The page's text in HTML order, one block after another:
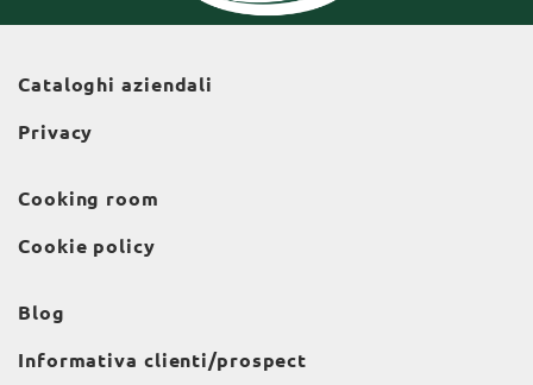
Cataloghi aziendali
Privacy
Cooking room
Cookie policy
Blog
Informativa clienti/prospect